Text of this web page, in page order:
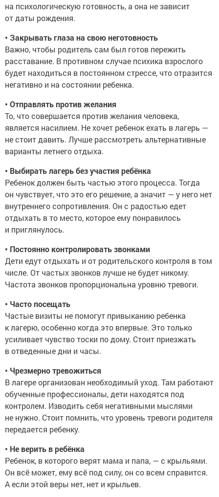
на психологическую готовность, а она не зависит
от даты рождения.
• Закрывать глаза на свою неготовность
Важно, чтобы родитель сам был готов пережить
расставание. В противном случае психика взрослого
будет находиться в постоянном стрессе, что отразится
негативно и на состоянии ребенка.
• Отправлять против желания
То, что совершается против желания человека,
является насилием. Не хочет ребенок ехать в лагерь —
не стоит давить. Лучше рассмотреть альтернативные
варианты летнего отдыха.
• Выбирать лагерь без участия ребёнка
Ребенок должен быть частью этого процесса. Тогда
он чувствует, что это его решение, а значит — у него нет
внутреннего сопротивления. Он с радостью едет
отдыхать в то место, которое ему понравилось
и приглянулось.
• Постоянно контролировать звонками
Дети едут отдыхать и от родительского контроля в том
числе. От частых звонков лучше не будет никому.
Частота звонков пропорциональна уровню тревоги.
• Часто посещать
Частые визиты не помогут привыканию ребенка
к лагерю, особенно когда это впервые. Это только
усиливает чувство тоски по дому. Стоит приезжать
в отведенные дни и часы.
• Чрезмерно тревожиться
В лагере организован необходимый уход. Там работают
обученные профессионалы, дети находятся под
контролем. Изводить себя негативными мыслями
не нужно. Стоит помнить, что уровень тревоги родителя
передается ребенку.
• Не верить в ребёнка
Ребенок, в которого верят мама и папа, — с крыльями.
Он всё может, ему всё под силу, он со всем справится.
А если этой веры нет, нет и крыльев.